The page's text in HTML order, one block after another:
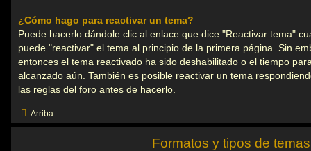
¿Cómo hago para reactivar un tema?
Puede hacerlo dándole clic al enlace que dice "Reactivar tema"
puede "reactivar" el tema al principio de la primera página. Sin
entonces el tema reactivado ha sido deshabilitado o el tiempo
alcanzado aún. También es posible reactivar un tema
las reglas del foro antes de hacerlo.
Arriba
Formatos y tipos de temas